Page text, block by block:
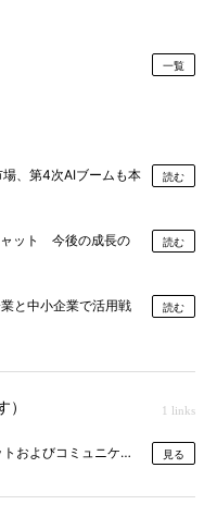
一覧
場、第4次AIブームも本
読む
ャット 今後の成長の
読む
と中小企業で活用戦
読む
1 links
およびコミュニケーションロボ
見る